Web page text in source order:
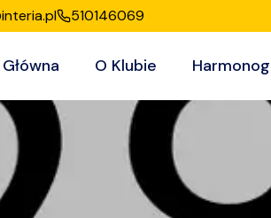
510146069
O Klubie